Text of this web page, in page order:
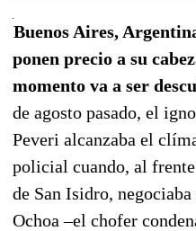
Buenos Aires,
ponen precio a su
momento va a ser
de agosto pasado, el
Peveri alcanzaba el
policial cuando, al
de San Isidro,
Ochoa –el chofer